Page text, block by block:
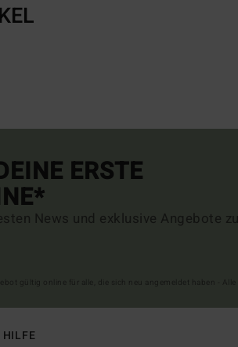
ERSTE
News und exklusive Angebote zu
HILFE